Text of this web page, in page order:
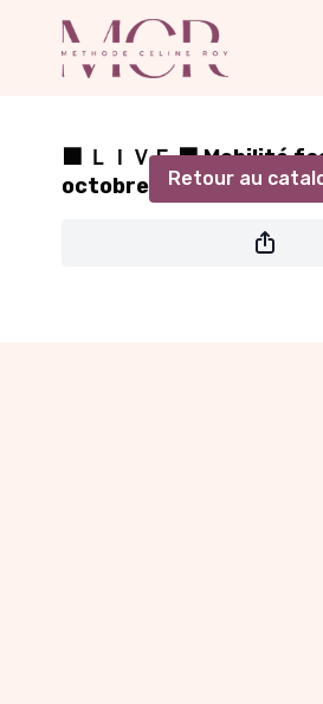
Retour au
⬛ ＬＩＶＥ ⬛ Mobilité
octobre 18h30-19h10